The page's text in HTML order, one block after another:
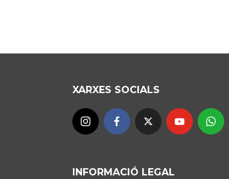
XARXES SOCIALS
INFORMACIÓ LEGAL